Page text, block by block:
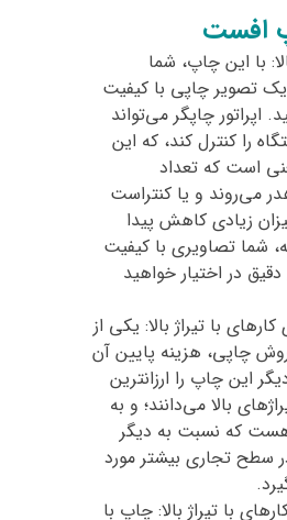
افست
با این چاپ، شما
یک تصویر چاپی با کیفیت
اپراتور چاپگر می‌تواند
را کنترل کند، که این
است که تعداد
می‌روند و یا کنتراست
زیادی کاهش پیدا
شما تصاویری با کیفیت
در اختیار خواهید
با تیراژ بالا: یکی از
چاپی، هزینه پایین آن
این چاپ را ارزانترین
بالا می‌دانند؛ و به
که نسبت به دیگر
تجاری بیشتر مورد
با تیراژ بالا: چاپ با